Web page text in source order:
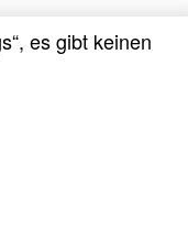
es gibt keinen